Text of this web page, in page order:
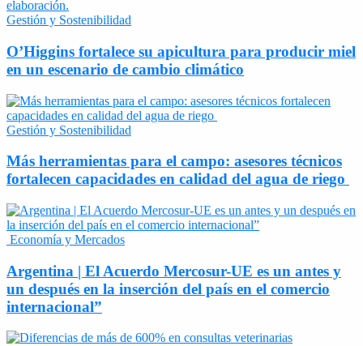
Gestión y Sostenibilidad
O’Higgins fortalece su apicultura para producir miel
en un escenario de cambio climático
Gestión y Sostenibilidad
Más herramientas para el campo: asesores técnicos
fortalecen capacidades en calidad del agua de riego
Economía y Mercados
Argentina | El Acuerdo Mercosur-UE es un antes y
un después en la inserción del país en el comercio
internacional”